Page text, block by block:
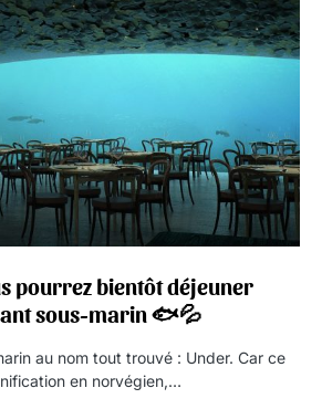
pourrez bientôt déjeuner
sous-marin 🐟💦
au nom tout trouvé : Under. Car ce
en norvégien,…